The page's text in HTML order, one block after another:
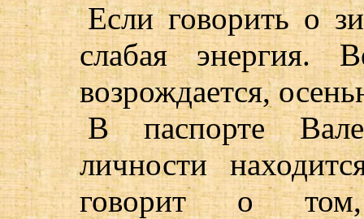
Если говорить о
слабая энергия.
возрождается,
В паспорте
личности
говорит о